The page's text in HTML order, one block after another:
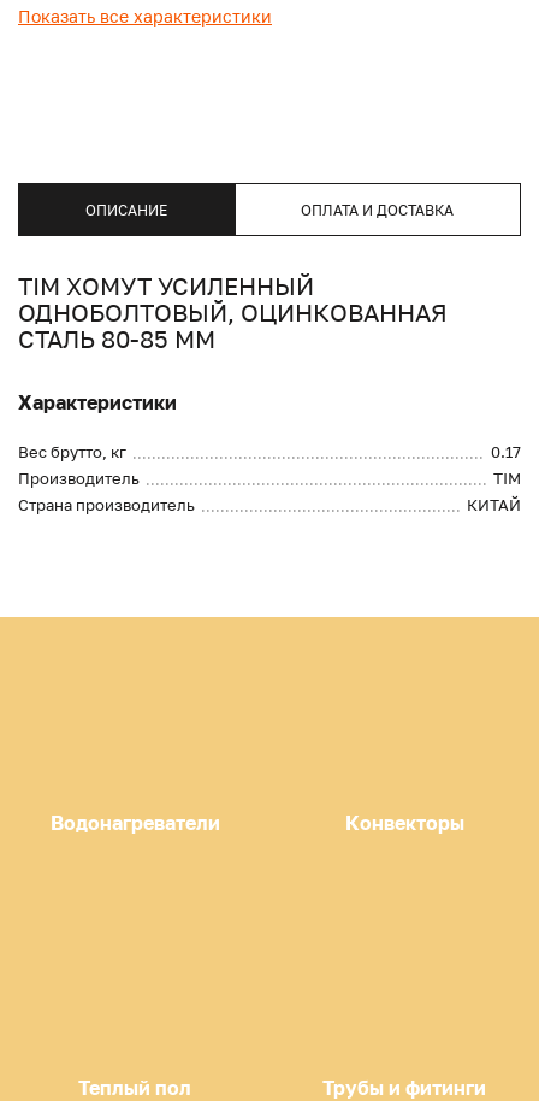
Показать все характеристики
ОПИСАНИЕ ОПЛАТА И ДОСТАВКА
TIM ХОМУТ УСИЛЕННЫЙ
ОДНОБОЛТОВЫЙ, ОЦИНКОВАННАЯ
СТАЛЬ 80-85 ММ
Характеристики
Вес брутто, кг
0.17
Производитель
TIM
Страна производитель
КИТАЙ
Водонагреватели Конвекторы
Теплый пол Трубы и фитинги